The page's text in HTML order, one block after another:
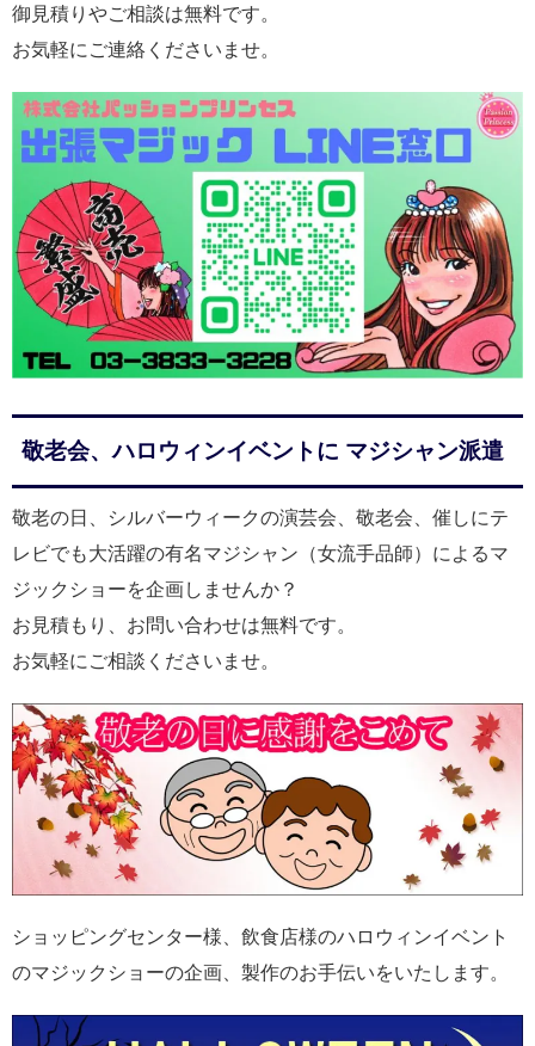
御見積りやご相談は無料です。
お気軽にご連絡くださいませ。
敬老会、ハロウィンイベントに マジシャン派遣
敬老の日、シルバーウィークの演芸会、敬老会、催しにテ
レビでも大活躍の有名マジシャン（女流手品師）によるマ
ジックショーを企画しませんか？
お見積もり、お問い合わせは無料です。
お気軽にご相談くださいませ。
ショッピングセンター様、飲食店様のハロウィンイベント
のマジックショーの企画、製作のお手伝いをいたします。